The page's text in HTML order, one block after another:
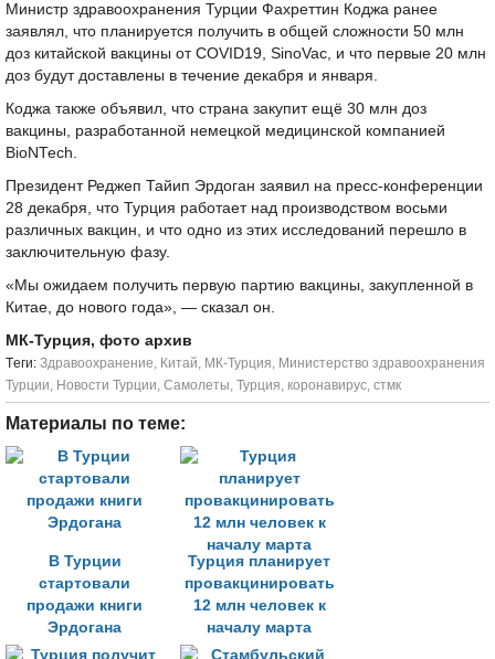
Министр здравоохранения Турции Фахреттин Коджа ранее
заявлял, что планируется получить в общей сложности 50 млн
доз китайской вакцины от COVID19, SinoVac, и что первые 20 млн
доз будут доставлены в течение декабря и января.
Коджа также объявил, что страна закупит ещё 30 млн доз
вакцины, разработанной немецкой медицинской компанией
BioNTech.
Президент Реджеп Тайип Эрдоган заявил на пресс-конференции
28 декабря, что Турция работает над производством восьми
различных вакцин, и что одно из этих исследований перешло в
заключительную фазу.
«Мы ожидаем получить первую партию вакцины, закупленной в
Китае, до нового года», — сказал он.
МК-Турция, фото архив
Tеги: Здравоохранение, Китай, МК-Турция, Министерство здравоохранения
Турции, Новости Турции, Самолеты, Турция, коронавирус, стмк
Материалы по теме:
В Турции
стартовали
продажи книги
Эрдогана
Турция планирует
провакцинировать
12 млн человек к
началу марта